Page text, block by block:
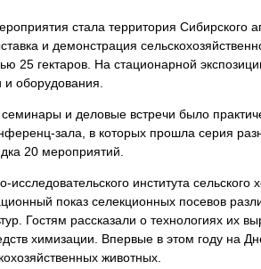
стала территория Сибирского
и демонстрация
25 гектаров. На стационарной
и оборудования.
и деловые встречи было
зала, в которых прошла серия
20 мероприятий.
исследовательского института сельского
показ селекционных посевов
Гостям рассказали о технологиях их
химизации. Впервые в этом году на
животных.